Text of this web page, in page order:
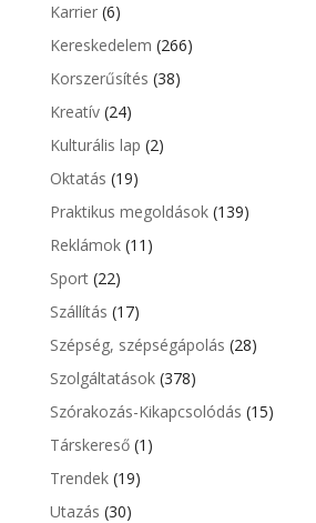
Karrier(6)
Kereskedelem (266)
Korszerűsítés (38)
Kreatív(24)
Kulturális lap (2)
Oktatás (19)
Praktikus megoldások(139)
Reklámok(11)
Sport(22)
Szállítás (17)
Szépség, szépségápolás (28)
Szolgáltatások(378)
Szórakozás-Kikapcsolódás (15)
Társkereső(1)
Trendek(19)
Utazás (30)